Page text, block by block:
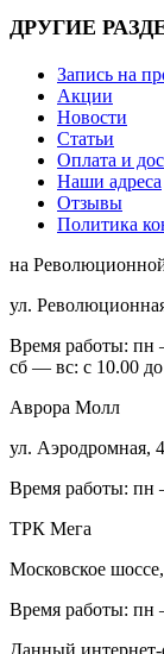
ДРУГИЕ
Запись на
Акции
Новости
Статьи
Оплата и
Наши адреса
Отзывы
Политика
на
ул.
Время работы: пн
сб — вс: с 10.00
Аврора Молл
ул. Аэродромная,
Время работы: пн
ТРК Мега
Московское
Время работы: пн